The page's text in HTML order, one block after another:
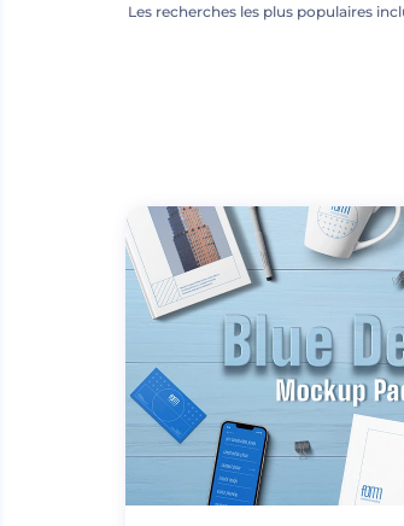
Les recherches les plus populaires